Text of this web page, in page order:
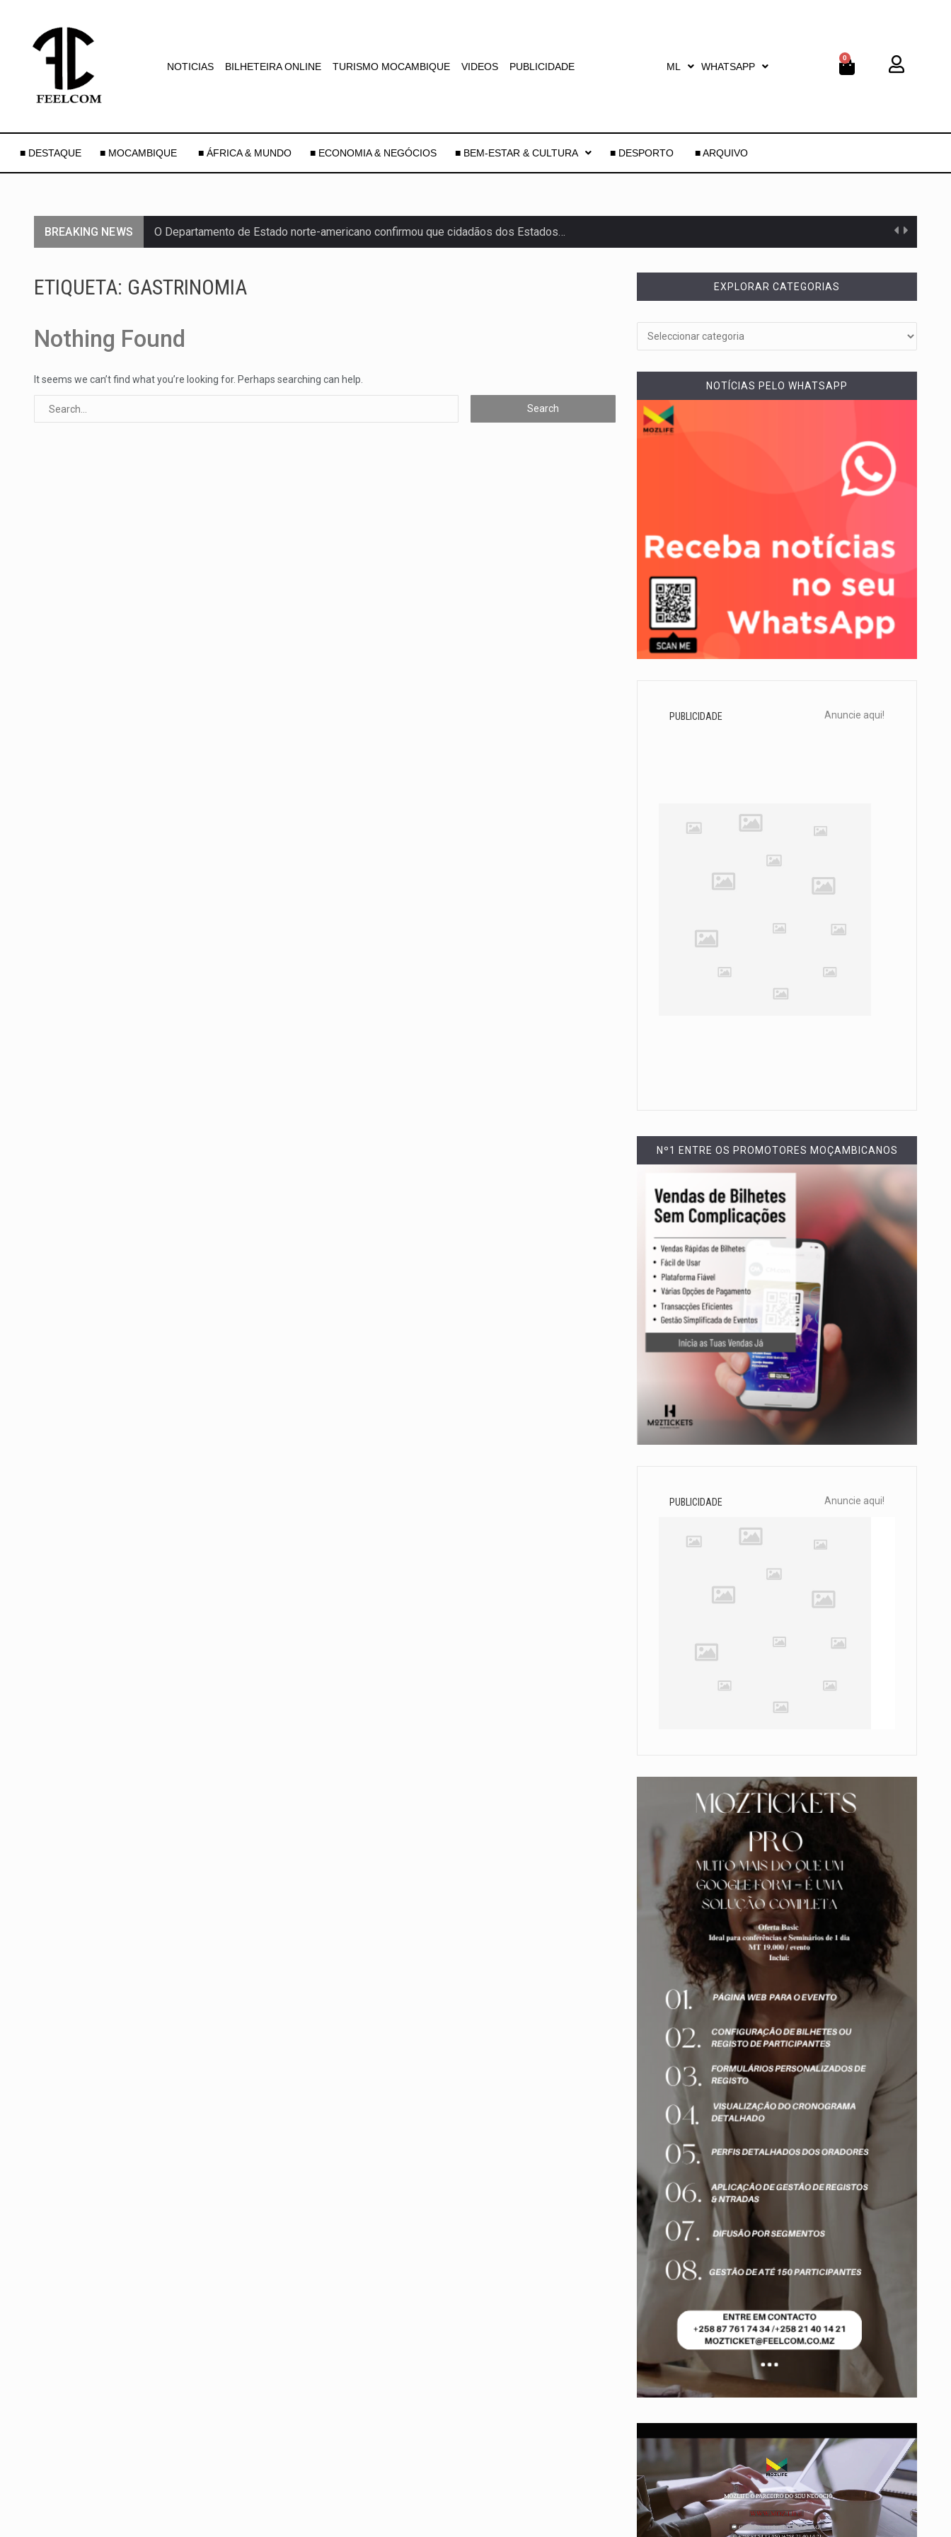
NOTICIAS BILHETEIRA ONLINE TURISMO MOCAMBIQUE VIDEOS PUBLICIDADE ML WHATSAPP
0
■ DESTAQUE ■ MOCAMBIQUE ■ ÁFRICA & MUNDO ■ ECONOMIA & NEGÓCIOS ■ BEM-ESTAR & CULTURA ■ DESPORTO ■ ARQUIVO
BREAKING NEWS O Departamento de Estado norte-americano confirmou que cidadãos dos Estados…
A descoberta representa um marco para a astronomia moderna. Embora…
Segundo as autoridades canadianas, mais de 200 incêndios florestais continuam…
Um dos casos mais graves envolveu a residência de Sam…
A cidade de Bunia, capital da província de Ituri, tornou-se…
ETIQUETA: GASTRINOMIA
Nothing Found
It seems we can’t find what you’re looking for. Perhaps searching can help.
EXPLORAR CATEGORIAS
NOTÍCIAS PELO WHATSAPP
PUBLICIDADE Anuncie aqui!
Nº1 ENTRE OS PROMOTORES MOÇAMBICANOS
PUBLICIDADE Anuncie aqui!